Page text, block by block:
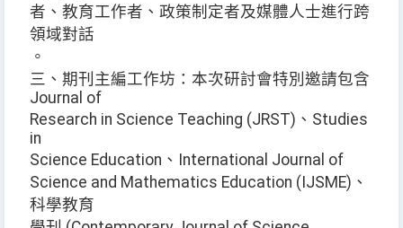
者、教育工作者、政策制定者及媒體人士進行跨
領域對話
。
三、期刊主編工作坊：本次研討會特別邀請包含
Journal of
Research in Science Teaching (JRST)、Studies
in
Science Education、International Journal of
Science and Mathematics Education (IJSME)、
科學教育